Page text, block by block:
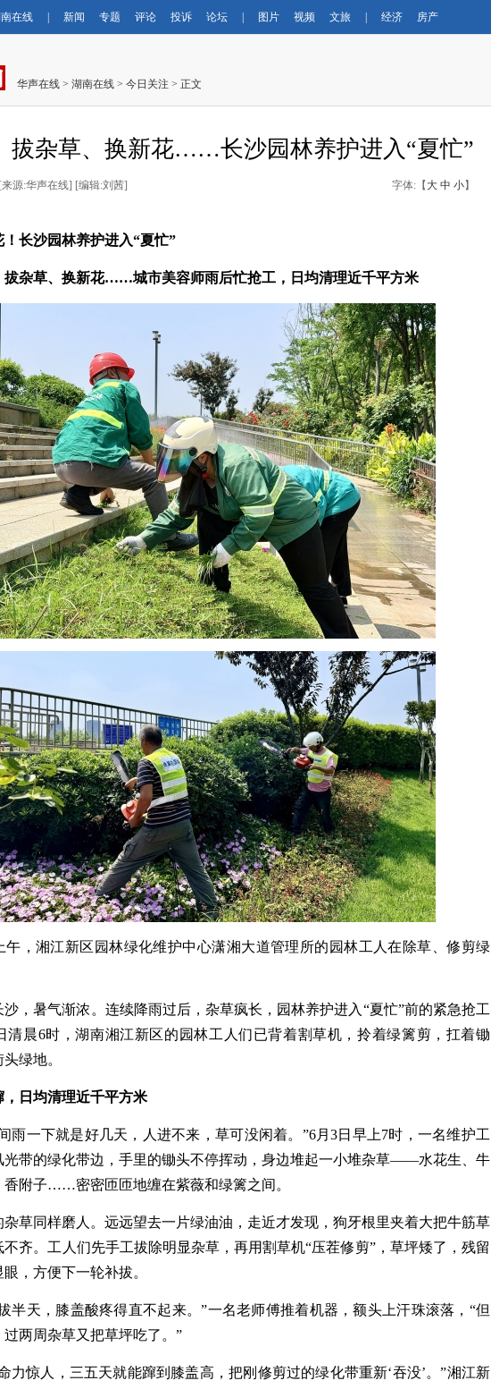
在线 新闻 专题 评论 投诉 论坛 图片 视频 文旅 经济 房产
华声在线 > 湖南在线 > 今日关注 > 正文
拔杂草、换新花……长沙园林养护进入“夏忙”
[来源:华声在线] [编辑:刘茜] 字体:【 大 中 小】
！长沙园林养护进入“夏忙”
拔杂草、换新花……城市美容师雨后忙抢工，日均清理近千平方米
午，湘江新区园林绿化维护中心潇湘大道管理所的园林工人在除草、修剪绿
沙，暑气渐浓。连续降雨过后，杂草疯长，园林养护进入“夏忙”前的紧急抢工
清晨6时，湖南湘江新区的园林工人们已背着割草机，拎着绿篱剪，扛着锄
绿地。
，日均清理近千平方米
雨一下就是好几天，人进不来，草可没闲着。”6月3日早上7时，一名维护工
光带的绿化带边，手里的锄头不停挥动，身边堆起一小堆杂草——水花生、牛
香附子……密密匝匝地缠在紫薇和绿篱之间。
杂草同样磨人。远远望去一片绿油油，走近才发现，狗牙根里夹着大把牛筋草
齐。工人们先手工拔除明显杂草，再用割草机“压茬修剪”，草坪矮了，残留
，方便下一轮补拔。
半天，膝盖酸疼得直不起来。”一名老师傅推着机器，额头上汗珠滚落，“但
两周杂草又把草坪吃了。”
力惊人，三五天就能蹿到膝盖高，把刚修剪过的绿化带重新‘吞没’。”湘江新